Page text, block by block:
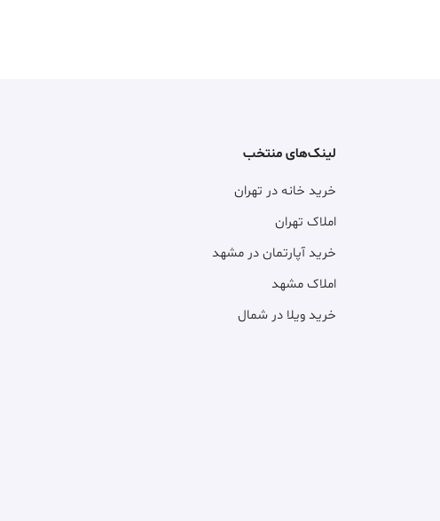
لینک‌های منتخب
خرید خانه در تهران
املاک تهران
خرید آپارتمان در مشهد
املاک مشهد
خرید ویلا در شمال